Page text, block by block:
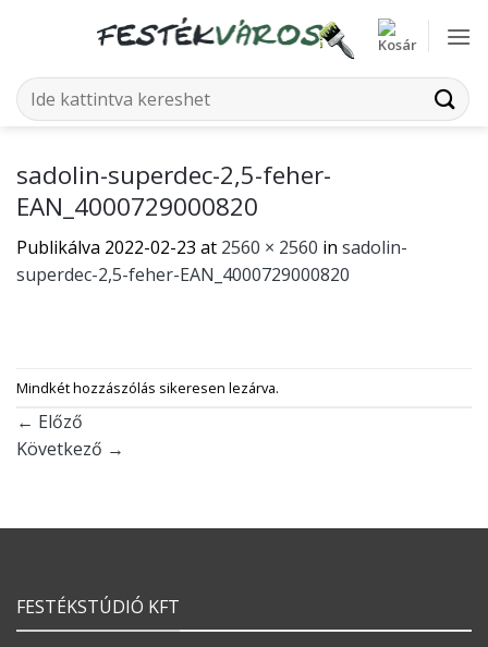
Keresés
a
sadolin-superdec-2,5-feher-
EAN_4000729000820
Publikálva 2022-02-23 at 2560 × 2560 in sadolin-
superdec-2,5-feher-EAN_4000729000820
Mindkét hozzászólás sikeresen lezárva.
← Előző
Következő →
FESTÉKSTÚDIÓ KFT